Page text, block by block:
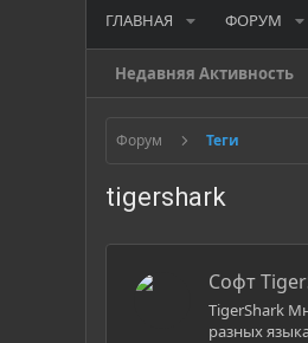
ГЛАВНАЯ ФОРУМ
Недавняя Активность
Форум Теги
tigershark
Софт
TigerShark
разных